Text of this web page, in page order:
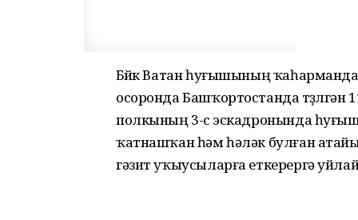
Бөйөк Ватан һуғышының
осоронда Башҡортостанда
полкының 3-сө эскадронында
ҡатнашҡан һәм һәләк булған
гәзит уҡыусыларға еткерергә